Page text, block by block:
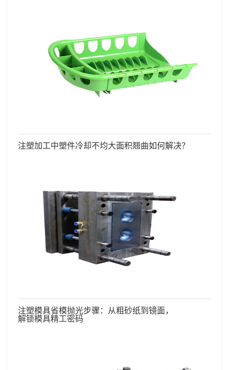
注塑加工中塑件冷却不均大面积翘曲如何解决？
注塑模具省模抛光步骤：从粗砂纸到镜面，
解锁模具精工密码